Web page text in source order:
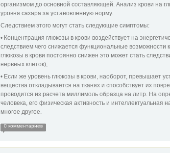
организмом до основной составляющей. Анализ крови на
уровня сахара за установленную норму.
Следствием этого могут стать следующие симптомы:
• Концентрация глюкозы в крови воздействует на
следствием чего снижается функциональные возможности
глюкозы в крови постоянно снижен это может стать
нервных клеток),
• Если же уровень глюкозы в крови, наоборот, превышает
вещества откладывается на тканях и способствует их
проводится из расчета миллимоль образца на литр. На
человека, его физическая активность и интеллектуальная
многое другое.
0 комментариев